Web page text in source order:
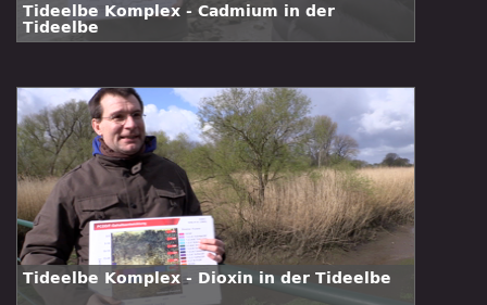
Tideelbe Komplex - Cadmium in der
Tideelbe
Tideelbe Komplex - Dioxin in der Tideelbe